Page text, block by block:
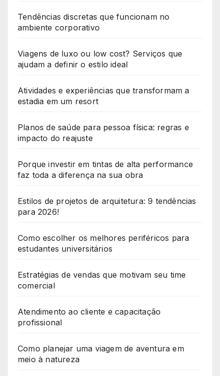
Tendências discretas que funcionam no
ambiente corporativo
Viagens de luxo ou low cost? Serviços que
ajudam a definir o estilo ideal
Atividades e experiências que transformam a
estadia em um resort
Planos de saúde para pessoa física: regras e
impacto do reajuste
Porque investir em tintas de alta performance
faz toda a diferença na sua obra
Estilos de projetos de arquitetura: 9 tendências
para 2026!
Como escolher os melhores periféricos para
estudantes universitários
Estratégias de vendas que motivam seu time
comercial
Atendimento ao cliente e capacitação
profissional
Como planejar uma viagem de aventura em
meio à natureza